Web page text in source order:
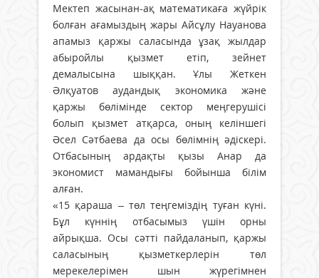
Мектеп жасынан-ақ математикаға жүйрік
болған ағамыздың жары Айсұлу Науанова
апамыз қаржы саласында ұзақ жылдар
абыройлы қызмет етіп, зейнет
демалысына шыққан. Ұлы Жеткен
Әлқуатов аудандық экономика және
қаржы бөлімінде сектор меңгерушісі
болып қызмет атқарса, оның келіншегі
Әсел Сәтбаева да осы бөлімнің әдіскері.
Отбасының ардақты қызы Анар да
экономист мамандығы бойынша білім
алған.
«15 қараша – төл теңгеміздің туған күні.
Бұл күннің отбасымыз үшін орны
айрықша. Осы сәтті пайдаланып, қаржы
саласының қызметкерлерін төл
мерекелерімен шын жүрегімнен